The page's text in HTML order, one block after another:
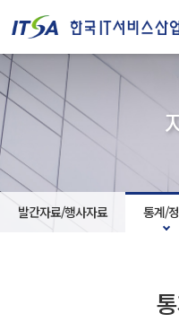
발간자료/행사자료 통계/